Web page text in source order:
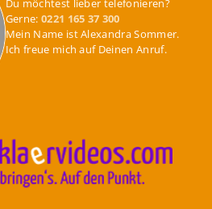
Du möchtest lieber telefonieren?
Gerne: 0221 165 37 300
Mein Name ist Alexandra Sommer.
Ich freue mich auf Deinen Anruf.